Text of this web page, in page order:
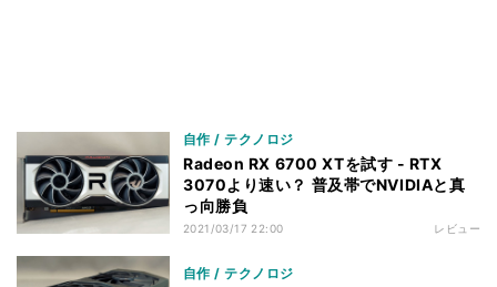
自作 / テクノロジ
Radeon RX 6700 XTを試す - RTX
3070より速い？ 普及帯でNVIDIAと真
っ向勝負
2021/03/17 22:00 レビュー
自作 / テクノロジ